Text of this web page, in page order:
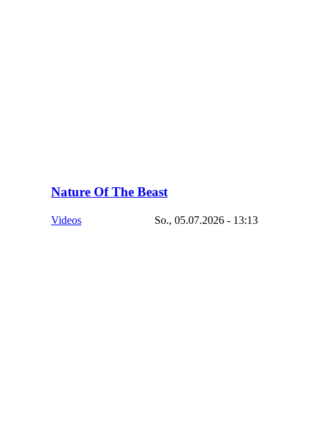
Nature Of The Beast
Videos So., 05.07.2026 - 13:13